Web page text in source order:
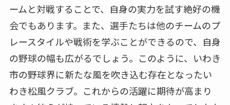
ームと対戦することで、自身の実力を試す絶好の機
会でもあります。また、選手たちは他のチームのプ
レースタイルや戦術を学ぶことができるので、自身
の野球の幅も広がるでしょう。このように、いわき
市の野球界に新たな風を吹き込む存在となったい
わき松風クラブ。これからの活躍に期待が高まり